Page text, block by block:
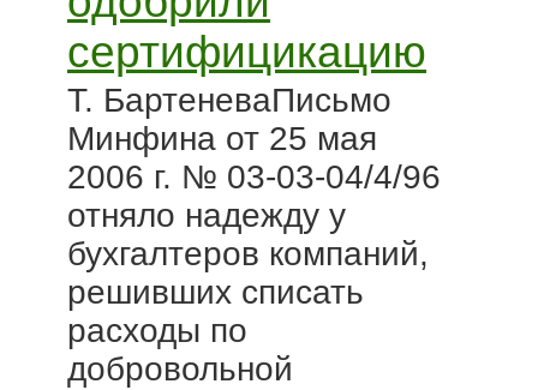
сертифицикацию
Т. БартеневаПисьмо
Минфина от 25 мая
2006 г. № 03-03-04/4/96
отняло надежду у
бухгалтеров компаний,
решивших списать
расходы по
добровольной